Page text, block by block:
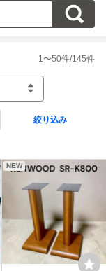
1 〜50件/145件
絞り込み
NEW